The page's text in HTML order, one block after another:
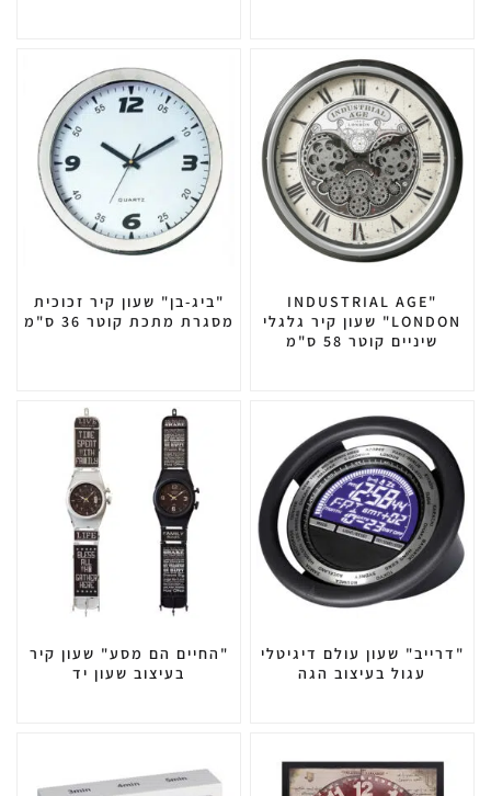
"INDUSTRIAL AGE
LONDON" שעון קיר גלגלי
שיניים קוטר 58 ס"מ
"ביג-בן" שעון קיר זכוכית
מסגרת מתכת קוטר 36 ס"מ
"דרייב" שעון עולם דיגיטלי
עגול בעיצוב הגה
"החיים הם מסע" שעון קיר
בעיצוב שעון יד